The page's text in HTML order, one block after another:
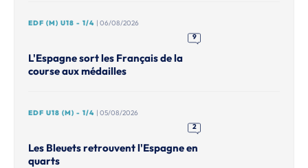
EDF (M) U18 - 1/4 | 06/08/2026
9
L'Espagne sort les Français de la
course aux médailles
EDF U18 (M) - 1/4 | 05/08/2026
2
Les Bleuets retrouvent l'Espagne en
quarts